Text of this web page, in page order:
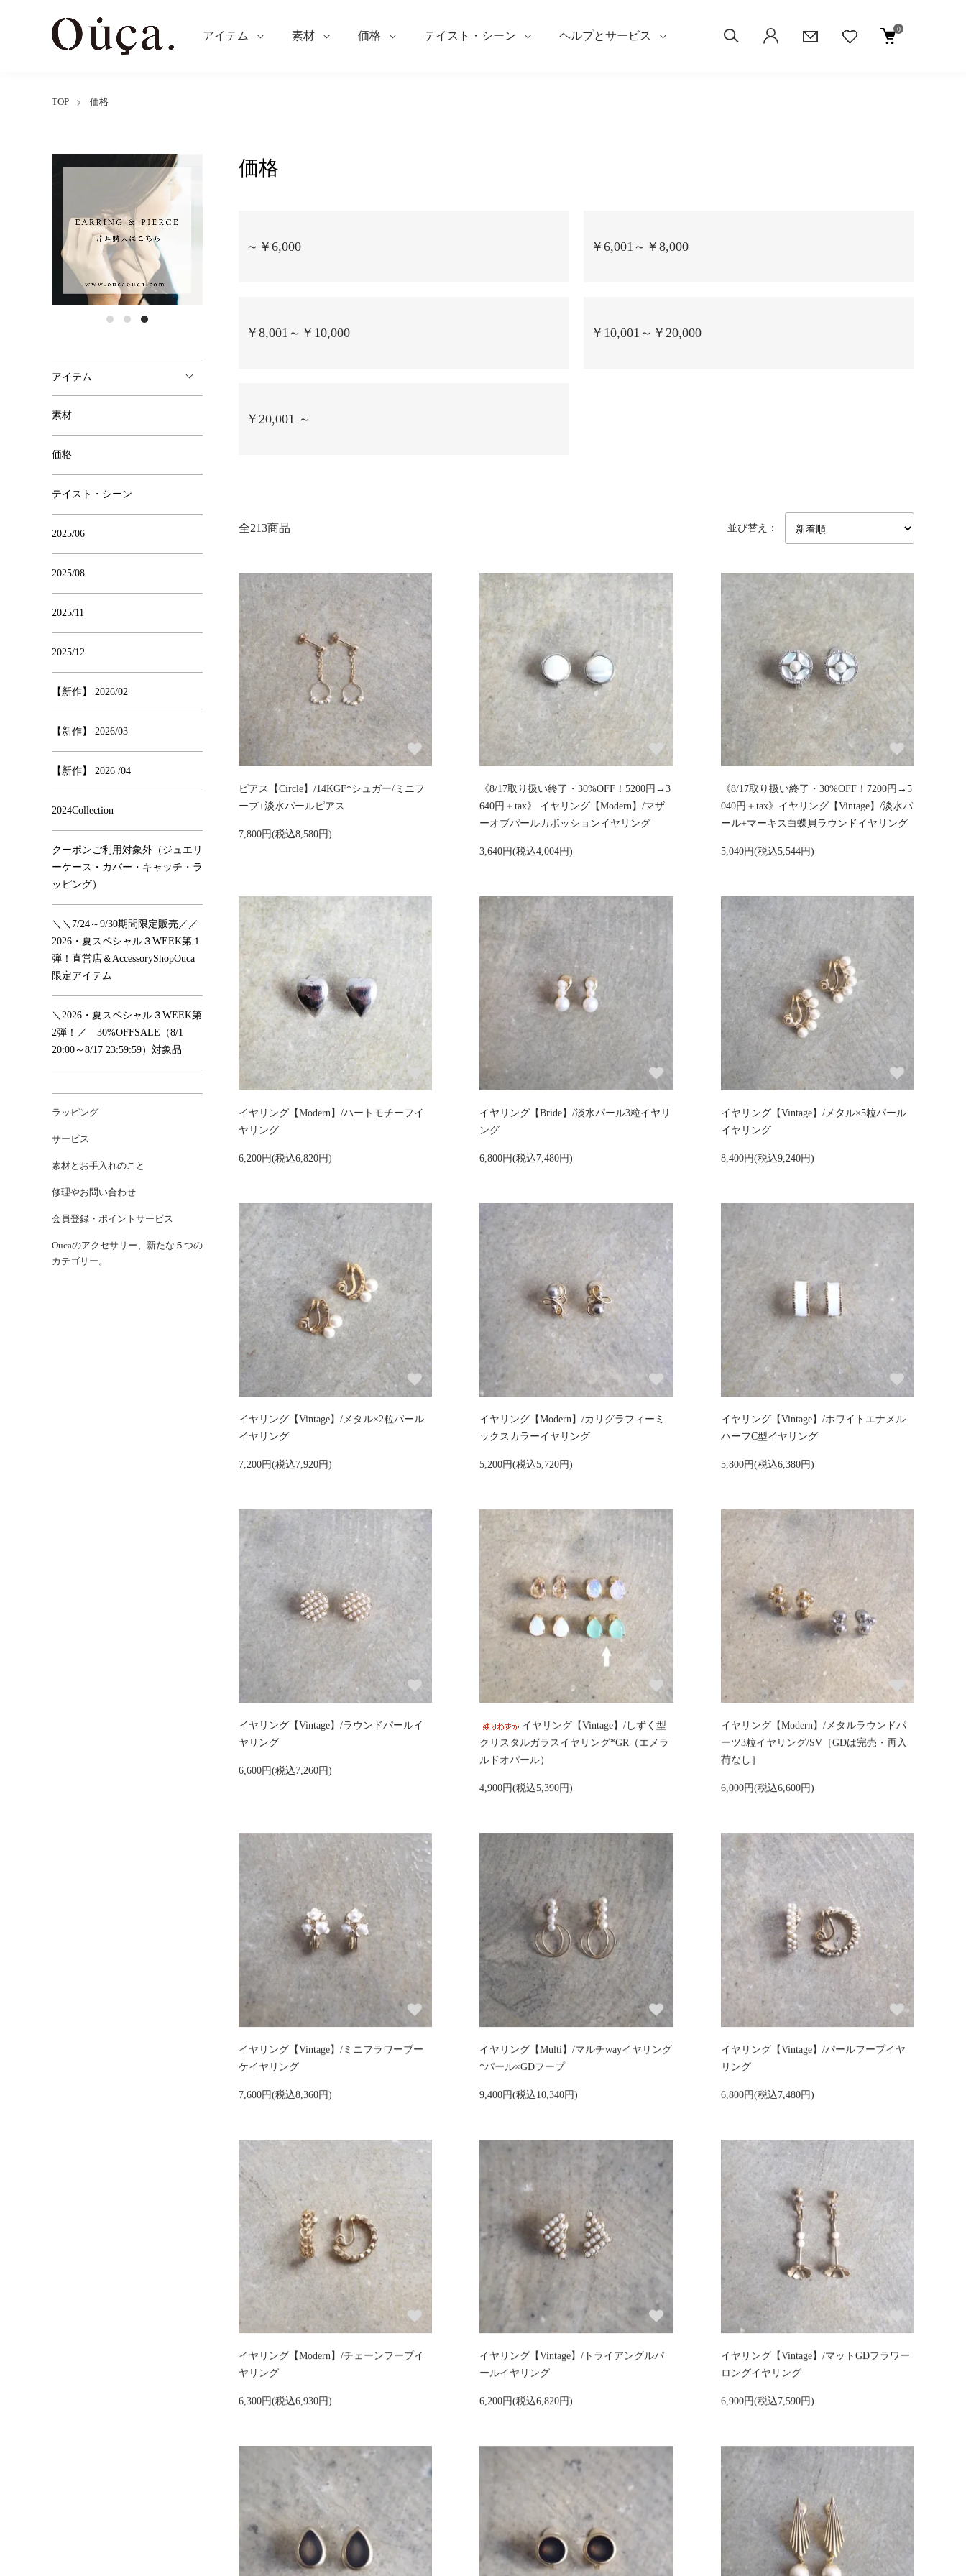
アイテム 素材 価格 テイスト・シーン ヘルプとサービス
0
TOP 価格
価格
～￥6,000 ￥6,001～￥8,000
￥8,001～￥10,000 ￥10,001～￥20,000
￥20,001 ～
全213商品 並び替え：
ピアス【Circle】/14KGF*シュガー/ミニフ
ープ+淡水パールピアス
7,800円(税込8,580円)
《8/17取り扱い終了・30%OFF！5200円→3
640円＋tax》 イヤリング【Modern】/マザ
ーオブパールカボッションイヤリング
3,640円(税込4,004円)
《8/17取り扱い終了・30%OFF！7200円→5
040円＋tax》イヤリング【Vintage】/淡水パ
ール+マーキス白蝶貝ラウンドイヤリング
5,040円(税込5,544円)
イヤリング【Modern】/ハートモチーフイ
ヤリング
6,200円(税込6,820円)
イヤリング【Bride】/淡水パール3粒イヤリ
ング
6,800円(税込7,480円)
イヤリング【Vintage】/メタル×5粒パール
イヤリング
8,400円(税込9,240円)
イヤリング【Vintage】/メタル×2粒パール
イヤリング
7,200円(税込7,920円)
イヤリング【Modern】/カリグラフィーミ
ックスカラーイヤリング
5,200円(税込5,720円)
イヤリング【Vintage】/ホワイトエナメル
ハーフC型イヤリング
5,800円(税込6,380円)
イヤリング【Vintage】/ラウンドパールイ
ヤリング
6,600円(税込7,260円)
イヤリング【Vintage】/しずく型
クリスタルガラスイヤリング*GR（エメラ
ルドオパール）
4,900円(税込5,390円)
イヤリング【Modern】/メタルラウンドパ
ーツ3粒イヤリング/SV［GDは完売・再入
荷なし］
6,000円(税込6,600円)
イヤリング【Vintage】/ミニフラワーブー
ケイヤリング
7,600円(税込8,360円)
イヤリング【Multi】/マルチwayイヤリング
*パール×GDフープ
9,400円(税込10,340円)
イヤリング【Vintage】/パールフープイヤ
リング
6,800円(税込7,480円)
イヤリング【Modern】/チェーンフープイ
ヤリング
6,300円(税込6,930円)
イヤリング【Vintage】/トライアングルパ
ールイヤリング
6,200円(税込6,820円)
イヤリング【Vintage】/マットGDフラワー
ロングイヤリング
6,900円(税込7,590円)
アイテム
素材
価格
テイスト・シーン
2025/06
2025/08
2025/11
2025/12
【新作】 2026/02
【新作】 2026/03
【新作】 2026 /04
2024Collection
クーポンご利用対象外（ジュエリ
ーケース・カバー・キャッチ・ラ
ッピング）
＼＼7/24～9/30期間限定販売／／
2026・夏スペシャル３WEEK第１
弾！直営店＆AccessoryShopOuca
限定アイテム
＼2026・夏スペシャル３WEEK第
2弾！／ 30%OFFSALE（8/1
20:00～8/17 23:59:59）対象品
ラッピング
サービス
素材とお手入れのこと
修理やお問い合わせ
会員登録・ポイントサービス
Oucaのアクセサリー、新たな５つの
カテゴリー。